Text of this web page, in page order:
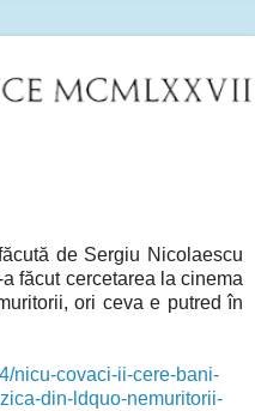
de Sergiu Nicolaescu
făcut cercetarea la cinema
ori ceva e putred în
nicu-covaci-ii-cere-bani-
din-ldquo-nemuritorii-